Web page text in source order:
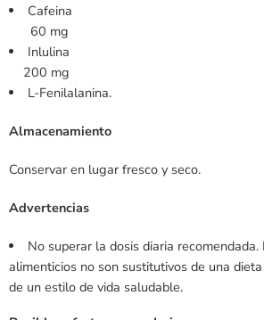
60 mg
200 mg
L-Fenilalanina.
Almacenamiento
Conservar en lugar fresco y seco.
Advertencias
No superar la dosis diaria
alimenticios no son sustitutivos de una
de un estilo de vida saludable.